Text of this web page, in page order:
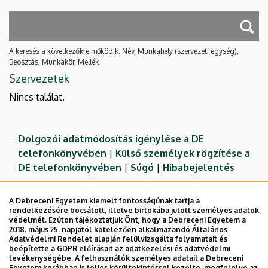
A keresés a következőkre működik: Név, Munkahely (szervezeti egység),
Beosztás, Munkakör, Mellék
Szervezetek
Nincs találat.
Dolgozói adatmódosítás igénylése a DE
telefonkönyvében | Külső személyek rögzítése a
DE telefonkönyvében | Súgó | Hibabejelentés
A Debreceni Egyetem kiemelt fontosságúnak tartja a
rendelkezésére bocsátott, illetve birtokába jutott személyes adatok
védelmét. Ezúton tájékoztatjuk Önt, hogy a Debreceni Egyetem a
2018. május 25. napjától kötelezően alkalmazandó Általános
Adatvédelmi Rendelet alapján felülvizsgálta folyamatait és
beépítette a GDPR előírásait az adatkezelési és adatvédelmi
tevékenységébe. A felhasználók személyes adatait a Debreceni